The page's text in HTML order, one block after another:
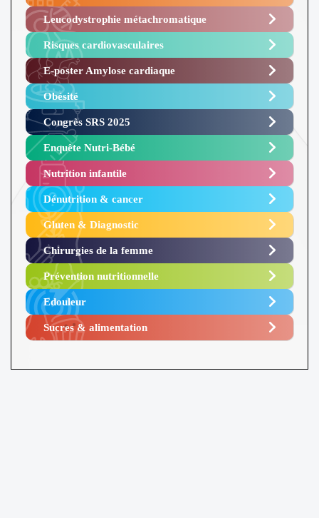
Leucodystrophie métachromatique
Risques cardiovasculaires
E-poster Amylose cardiaque ​
Obésité ​
Congrès SRS 2025 ​
Enquête Nutri-Bébé ​
Nutrition infantile
Dénutrition & cancer
Gluten & Diagnostic
Chirurgies de la femme
Prévention nutritionnelle
Edouleur​
Sucres & alimentation​